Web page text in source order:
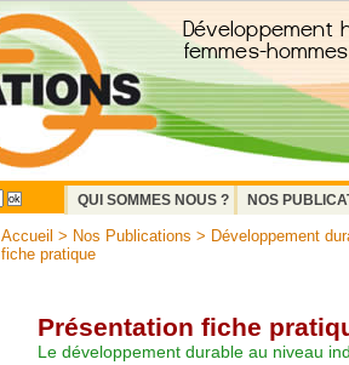
QUI SOMMES NOUS ?
NOS
Accueil > Nos Publications > Développement
fiche pratique
Présentation fiche
Le développement durable au niveau